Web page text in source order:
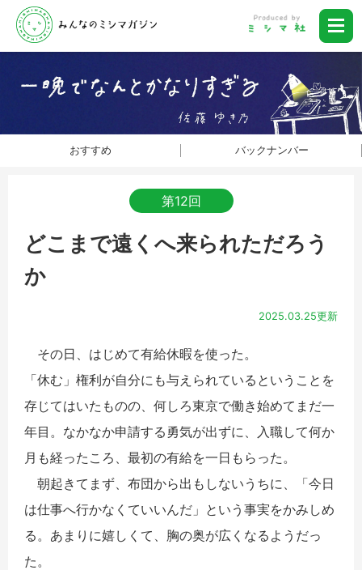
おすすめ バックナンバー
第12回
どこまで遠くへ来られただろう
か
2025.03.25更新
その日、はじめて有給休暇を使った。
「休む」権利が自分にも与えられているということを
存じてはいたものの、何しろ東京で働き始めてまだ一
年目。なかなか申請する勇気が出ずに、入職して何か
月も経ったころ、最初の有給を一日もらった。
朝起きてまず、布団から出もしないうちに、「今日
は仕事へ行かなくていいんだ」という事実をかみしめ
る。あまりに嬉しくて、胸の奥が広くなるようだっ
た。